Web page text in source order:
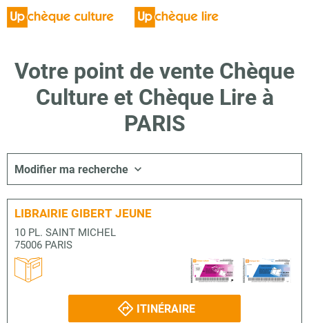
Votre point de vente Chèque
Culture et Chèque Lire à
PARIS
Modifier ma recherche
LIBRAIRIE GIBERT JEUNE
10 PL. SAINT MICHEL
75006 PARIS
ITINÉRAIRE